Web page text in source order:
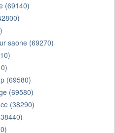
(69140)
saone (69270)
(69580)
(69580)
(38290)